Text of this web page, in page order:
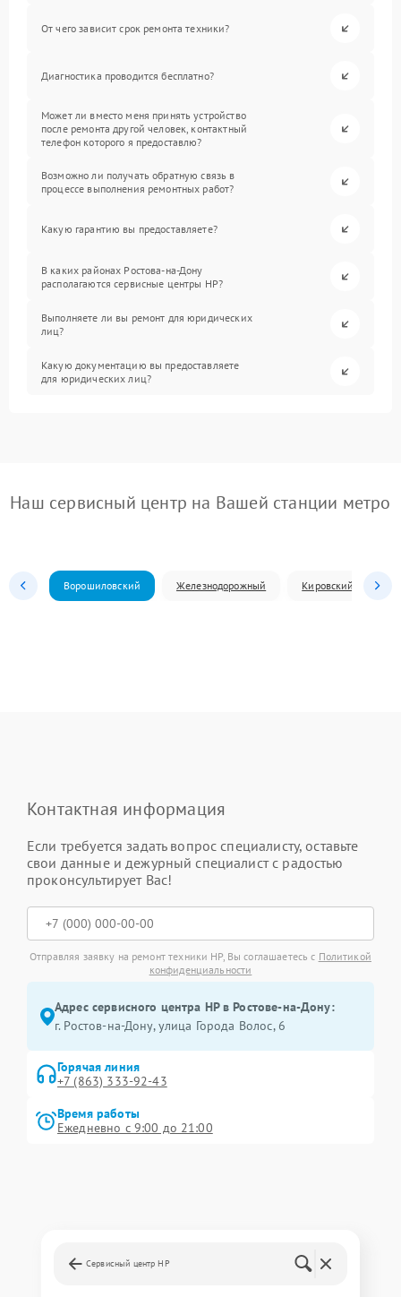
От чего зависит срок ремонта техники?
Диагностика проводится бесплатно?
Может ли вместо меня принять устройство
после ремонта другой человек, контактный
телефон которого я предоставлю?
Возможно ли получать обратную связь в
процессе выполнения ремонтных работ?
Какую гарантию вы предоставляете?
В каких районах Ростова-на-Дону
располагаются сервисные центры HP?
Выполняете ли вы ремонт для юридических
лиц?
Какую документацию вы предоставляете
для юридических лиц?
Наш сервисный центр на Вашей станции метро
Ворошиловский Железнодорожный Кировский
Контактная информация
Если требуется задать вопрос специалисту, оставьте
свои данные и дежурный специалист с радостью
проконсультирует Вас!
Отправляя заявку на ремонт техники HP, Вы соглашаетесь с Политикой
конфиденциальности
Адрес сервисного центра HP в Ростове-на-Дону:
г. Ростов-на-Дону, улица Города Волос, 6
Горячая линия
+7 (863) 333-92-43
Время работы
Ежедневно с 9:00 до 21:00
Сервисный центр HP